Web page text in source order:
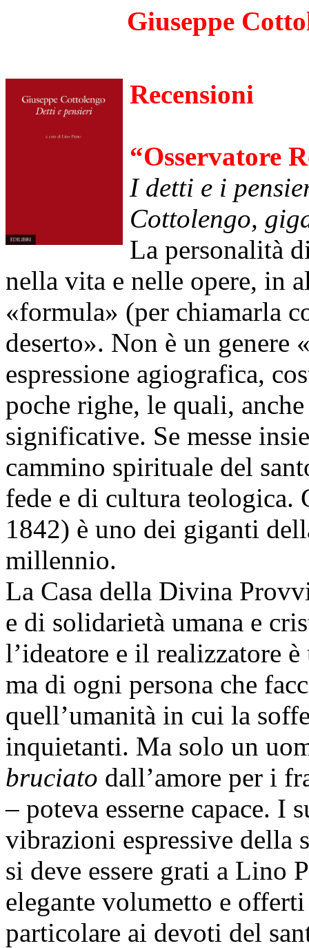
Giuseppe
Recensioni
“Osservatore
I detti e i
Cottolengo,
La personalità
nella vita e nelle opere, in
«formula» (per chiamarla
deserto». Non è un genere
espressione agiografica,
poche righe, le quali,
significative. Se messe
cammino spirituale del
fede e di cultura teologica.
1842) è uno dei giganti
millennio.
La Casa della Divina
e di solidarietà umana e
l’ideatore e il realizzatore
ma di ogni persona che
quell’umanità in cui la
inquietanti. Ma solo un
bruciato dall’amore per i
– poteva esserne capace. I
vibrazioni espressive della
si deve essere grati a Lino
elegante volumetto e
particolare ai devoti del